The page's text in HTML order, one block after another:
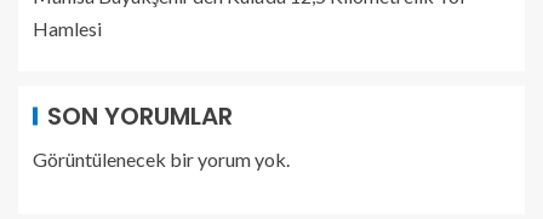
Hamlesi
SON YORUMLAR
Görüntülenecek bir yorum yok.